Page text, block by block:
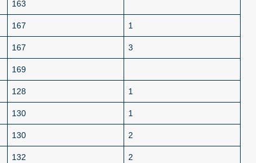
163
167 1
167 3
169
128 1
130 1
130 2
132 2